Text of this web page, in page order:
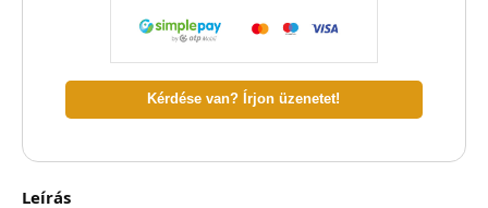
Kérdése van? Írjon üzenetet!
Leírás